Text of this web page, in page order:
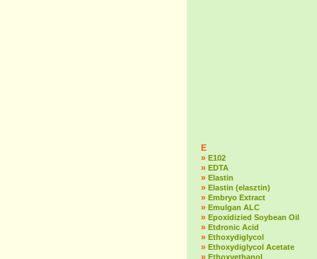
E
» E102
» EDTA
» Elastin
» Elastin (elasztin)
» Embryo Extract
» Emulgan ALC
» Epoxidizied Soybean Oil
» Etdronic Acid
» Ethoxydiglycol
» Ethoxydiglycol Acetate
» Ethoxyethanol